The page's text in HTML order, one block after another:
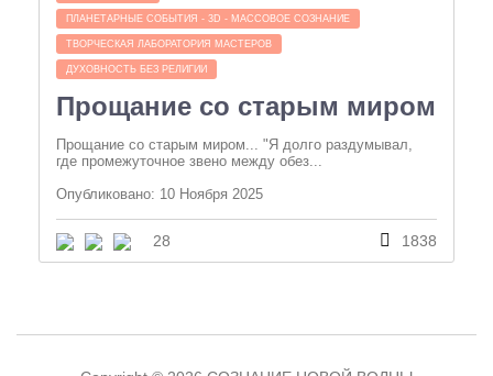
ПЛАНЕТАРНЫЕ СОБЫТИЯ - 3D - МАССОВОЕ СОЗНАНИЕ
ТВОРЧЕСКАЯ ЛАБОРАТОРИЯ МАСТЕРОВ
ДУХОВНОСТЬ БЕЗ РЕЛИГИИ
Прощание со старым миром
Прощание со старым миром... "Я долго раздумывал,
где промежуточное звено между обез...
Опубликовано: 10 Ноября 2025
28 1838